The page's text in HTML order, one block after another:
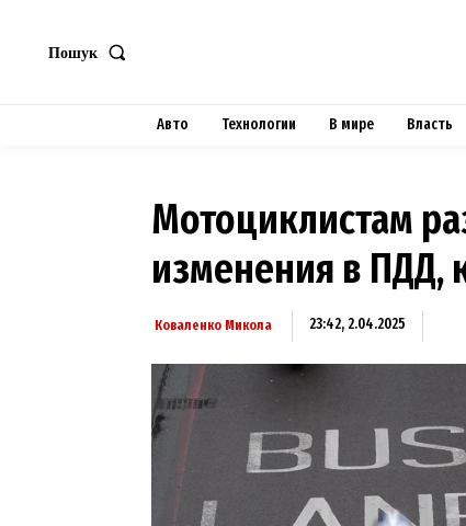
Пошук
Авто Технологии В мире Власть
Мотоциклистам
изменения в ПДД,
Коваленко Микола 23:42, 2.04.2025